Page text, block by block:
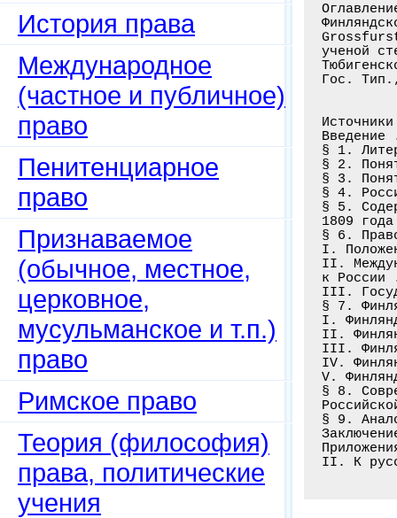
История права
Международное
(частное и публичное)
право
Пенитенциарное
право
Признаваемое
(обычное, местное,
церковное,
мусульманское и т.п.)
право
Римское право
Теория (философия)
права, политические
учения
ученой
Гос.
§ 1.
§ 2.
§ 3.
§ 4.
§ 5.
1809
§ 6.
I.
II.
к
III.
§ 7.
I.
II.
III.
IV.
V.
§ 8.
§ 9.
II. К